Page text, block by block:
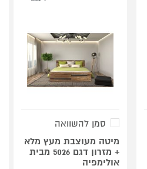
סמן להשוואה
מיטה מעוצבת מעץ מלא
+ מזרון דגם 5026 מבית
אולימפיה